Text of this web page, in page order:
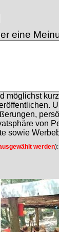
eine
möglichst
von
sowie
werden):